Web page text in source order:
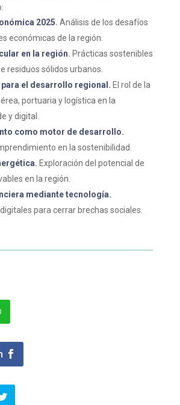
2025. Análisis de los desafíos
económicas de la región.
en la región. Prácticas sostenibles
residuos sólidos urbanos.
el desarrollo regional. El rol de la
portuaria y logística en la
y digital.
como motor de desarrollo.
en la sostenibilidad.
Exploración del potencial de
en la región.
mediante tecnología.
para cerrar brechas sociales.